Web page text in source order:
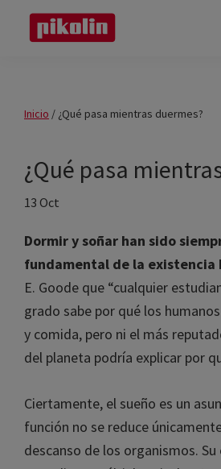
Saltar
Saltar
lateralInicio / ¿Qué pasa mientras duermes?
¿Qué pasa
duermes?
Dormir y soñar han sido
fundamental de la existencia
Escribió E. Goode que
segundo grado sabe por qué
necesitamos agua y comida,
explicar por qué dormimos”.
Ciertamente, el sueño es un